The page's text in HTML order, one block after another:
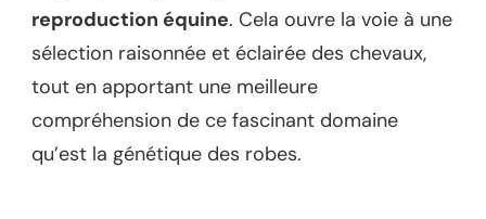
reproduction équine. Cela ouvre la voie à une
sélection raisonnée et éclairée des chevaux,
tout en apportant une meilleure
compréhension de ce fascinant domaine
qu’est la génétique des robes.